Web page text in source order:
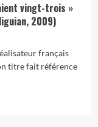
vingt-trois »
2009)
français
titre fait référence